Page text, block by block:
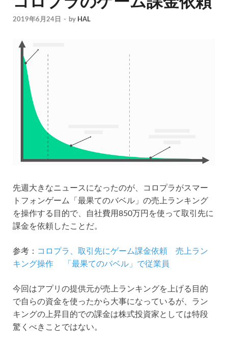
2019年6月24日 - by HAL
先週大きなニュースになったのが、コロプラがスマー
トフォンゲーム「最果てのバベル」の売上ランキング
を操作する目的で、自社費用850万円を使って取引先に
課金を依頼したことだ。
参考： コロプラ、取引先にゲーム課金依頼 売上ラン
キング操作 「最果てのバベル」で従業員
今回はアプリの提供元が売上ランキングを上げる目的
で自らの資金を使ったから大事になっているが、ラン
キングの上昇目的での課金は株式投資家としては特段
驚くべきことではない。